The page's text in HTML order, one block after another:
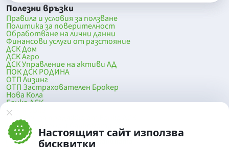
Настоящият сайт използва
бисквитки
Полезни връзки
Правила и условия за ползване
Политика за поверителност
Обработване на лични данни
Финансови услуги от разстояние
ДСК Дом
ДСК Агро
ДСК Управление на активи АД
ПОК ДСК РОДИНА
ОТП Лизинг
ОТП Застрахователен Брокер
Нова Кола
Банка ДСК
DSK Mobile
Оферти за продажба от Банка ДСК
Клонова мрежа и банкомати
До началото на страницата